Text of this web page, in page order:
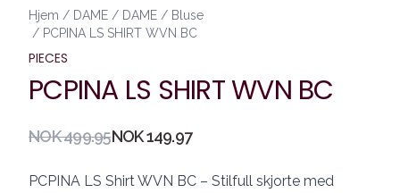
Hjem / DAME / DAME / Bluse
/ PCPINA LS SHIRT WVN BC
PIECES
PCPINA LS SHIRT WVN BC
Produktdetaljer
NOK 499.95NOK 149.97
Description
PCPINA LS Shirt WVN BC – Stilfull skjorte med